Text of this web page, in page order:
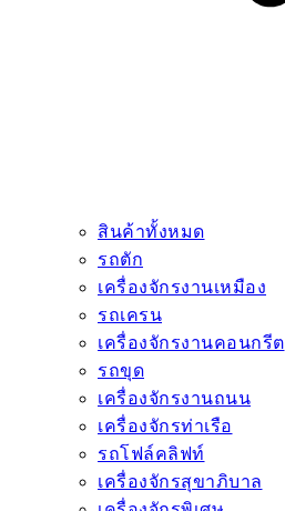
สินค้าทั้งหมด
รถตัก
เครื่องจักรงานเหมือง
รถเครน
เครื่องจักรงานคอนกรีต
รถขุด
เครื่องจักรงานถนน
เครื่องจักรท่าเรือ
รถโฟล์คลิฟท์
เครื่องจักรสุขาภิบาล